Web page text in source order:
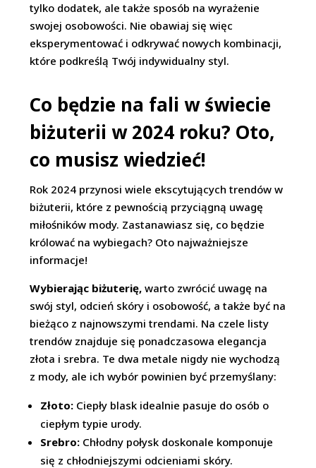
tylko dodatek, ale także sposób na wyrażenie
swojej osobowości. Nie obawiaj się więc
eksperymentować i odkrywać nowych kombinacji,
które podkreślą Twój indywidualny styl.
Co będzie na fali w świecie
biżuterii w 2024 roku? Oto,
co musisz wiedzieć!
Rok 2024 przynosi wiele ekscytujących trendów w
biżuterii, które z pewnością przyciągną uwagę
miłośników mody. Zastanawiasz się, co będzie
królować na wybiegach? Oto najważniejsze
informacje!
Wybierając biżuterię, warto zwrócić uwagę na
swój styl, odcień skóry i osobowość, a także być na
bieżąco z najnowszymi trendami. Na czele listy
trendów znajduje się ponadczasowa elegancja
złota i srebra. Te dwa metale nigdy nie wychodzą
z mody, ale ich wybór powinien być przemyślany:
Złoto: Ciepły blask idealnie pasuje do osób o
ciepłym typie urody.
Srebro: Chłodny połysk doskonale komponuje
się z chłodniejszymi odcieniami skóry.